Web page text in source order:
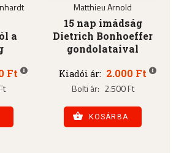
a
Ft
Matthieu Arnold
15 nap imádság
Dietrich Bonhoeffer
gondolataival
Kiadói ár: 2.000 Ft
Bolti ár: 2.500 Ft
KOSÁRBA